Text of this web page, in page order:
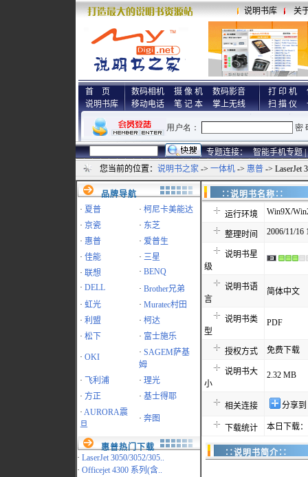
说明书库 关
首 页
说明书库
数码相机 摄 像 机
数码影音
移动电话
笔 记 本 掌上无线
打 印 机
扫 描 仪
专题连接： 智能手机专题 |
您当前的位置： 说明书之家 -> 一体机 -> 惠普 -> LaserJet
品牌导航
· 夏普 · 柯尼卡美能达
· 京瓷 · 东芝
· 惠普 · 爱普生
· 佳能 · 三星
· 联想 · BENQ
· DELL · Brother兄弟
· 虹光 · Muratec村田
· 利盟 · 柯达
· 松下 · 富士施乐
· OKI · SAGEM萨基
姆
·
飞利浦 · 理光
· 方正 · 基士得耶
· AURORA震
旦
· 奔图
惠普热门下载
· LaserJet 3050/3052/305..
· Officejet 4300 系列(含..
∷说明书名
运行环境 Win9X/
整理时间 2006/11/16
说明书星
级
说明书语
言
简体中文
说明书类
型
PDF
授权方式 免费下载
说明书大
小
2.32 MB
相关连接 分享
下载统计 本日下载
∷说明书简介∷